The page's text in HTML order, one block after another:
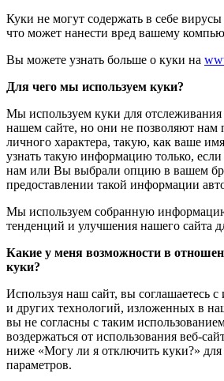
Куки не могут содержать в себе
что может нанести вред вашему
Вы можете узнать больше о куки на
Для чего мы используем куки?
Мы используем куки для
нашем сайте, но они не позволяют
личного характера, такую, как ваше
узнать такую информацию только, если
нам или Вы выбрали опцию в вашем
предоставлении такой информации
Мы используем собранную
тенденций и улучшения нашего сайта
Какие у меня возможности в
куки?
Используя наш сайт, вы соглашаетесь
и других технологий, изложенных в
вы не согласны с таким
воздержаться от использования веб-
ниже «Могу ли я отключить куки?»
параметров.